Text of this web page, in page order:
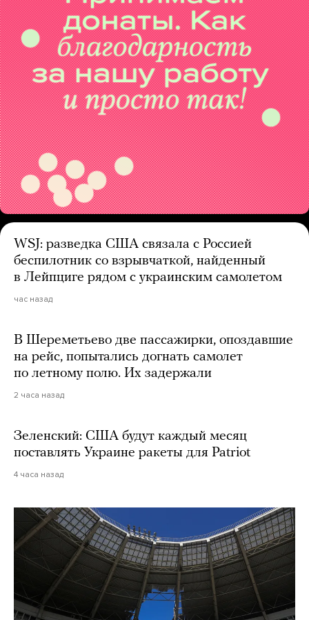
WSJ: разведка США связала с Россией
беспилотник со взрывчаткой, найденный
в Лейпциге рядом с украинским самолетом
час назад
В Шереметьево две пассажирки, опоздавшие
на рейс, попытались догнать самолет
по летному полю. Их задержали
2 часа назад
Зеленский: США будут каждый месяц
поставлять Украине ракеты для Patriot
4 часа назад